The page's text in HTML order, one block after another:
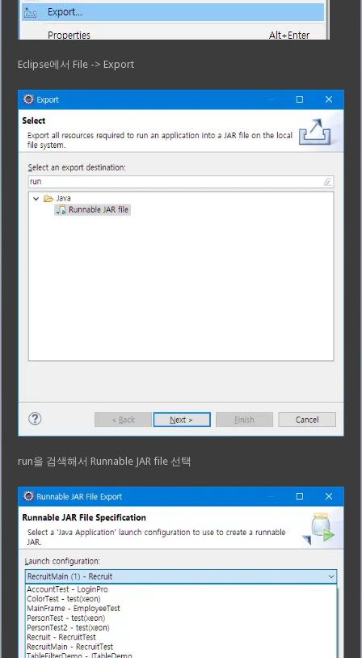
Eclipse에서 File -> Export
run을 검색해서 Runnable JAR file 선택